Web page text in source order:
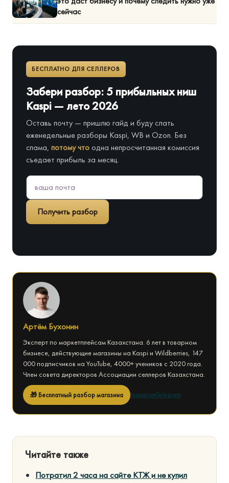
сейчас
БЕСПЛАТНО ДЛЯ СЕЛЛЕРОВ
Забери разбор: 5 прибыльных ниш
Kaspi — лето 2026
Оставь почту — пришлю гайд и буду слать
еженедельные разборы Kaspi, WB и Ozon. Без
спама, потому чтоодна непросчитанная комиссия
съедает прибыль за месяц.
Получить разбор
Артём Бухонин
Эксперт по маркетплейсам Казахстана. 6 лет в товарном
бизнесе, действующие магазины на Kaspi и Wildberries, 147
000 подписчиков на YouTube, 4000+ учеников с 2020 года.
Член совета директоров Ассоциации селлеров Казахстана.
🎁 Бесплатный разбор магазина InstagramTelegram
Читайте также
Потратил 2 часа на сайте КТЖ и не купил